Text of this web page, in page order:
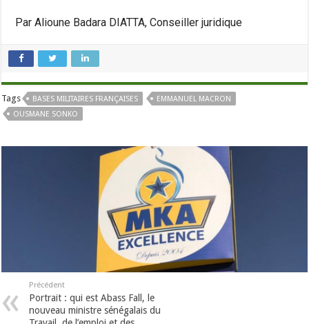
Par Alioune Badara DIATTA, Conseiller juridique
Tags BASES MILITAIRES FRANÇAISES
EMMANUEL MACRON
OUSMANE SONKO
Précédent
Portrait : qui est Abass Fall, le
nouveau ministre sénégalais du